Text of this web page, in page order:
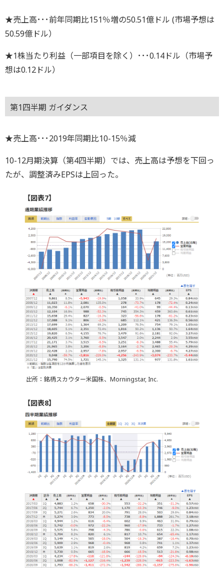
★売上高･･･前年同期比151％増の50.51億ドル (市場予想は
50.59億ドル）
★1株当たり利益（一部項目を除く）･･･0.14ドル（市場予
想は0.12ドル）
第1四半期 ガイダンス
★売上高･･･2019年同期比10-15％減
10-12月期決算（第4四半期）では、売上高は予想を下回っ
たが、調整済みEPSは上回った。
【図表7】
出所：銘柄スカウター米国株、Morningstar, Inc.
【図表8】